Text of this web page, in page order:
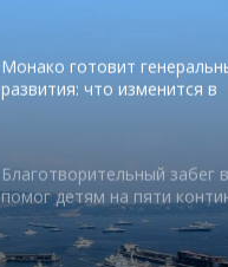
Благотворительный забег
помог детям на пяти
После финиша начинается
Монако подсчитывает
экономическую ценность
Формулы-1